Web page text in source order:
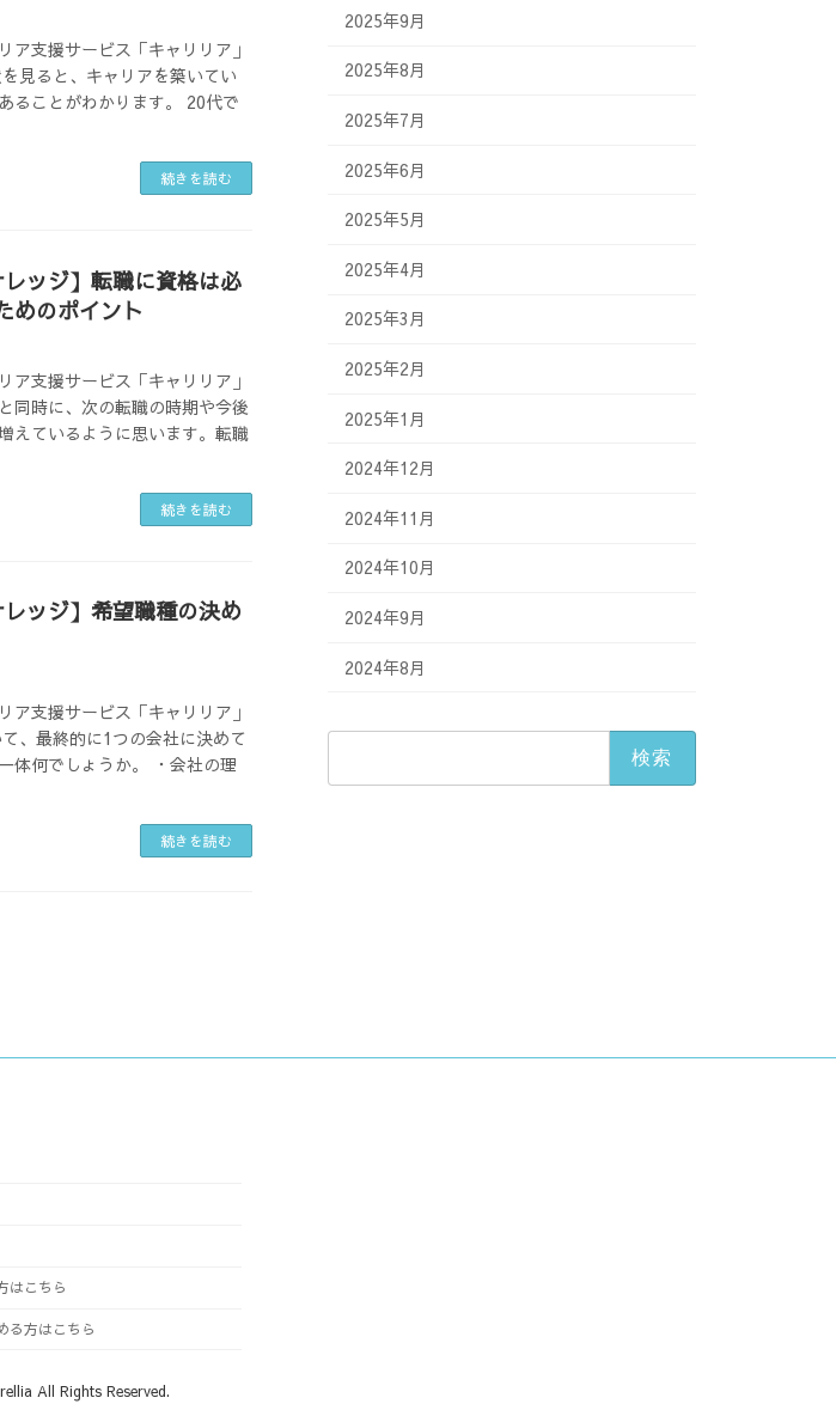
ア支援サービス「キャリリア」
見ると、キャリアを築いてい
ることがわかります。 20代で
続きを読む
ッジ】転職に資格は必
めのポイント
ア支援サービス「キャリリア」
同時に、次の転職の時期や今後
えているように思います。転職
続きを読む
ッジ】希望職種の決め
ア支援サービス「キャリリア」
、最終的に1つの会社に決めて
体何でしょうか。 ・会社の理
続きを読む
2025年9月
2025年8月
2025年7月
2025年6月
2025年5月
2025年4月
2025年3月
2025年2月
2025年1月
2024年12月
2024年11月
2024年10月
2024年9月
2024年8月
はこちら
る方はこちら
All Rights Reserved.